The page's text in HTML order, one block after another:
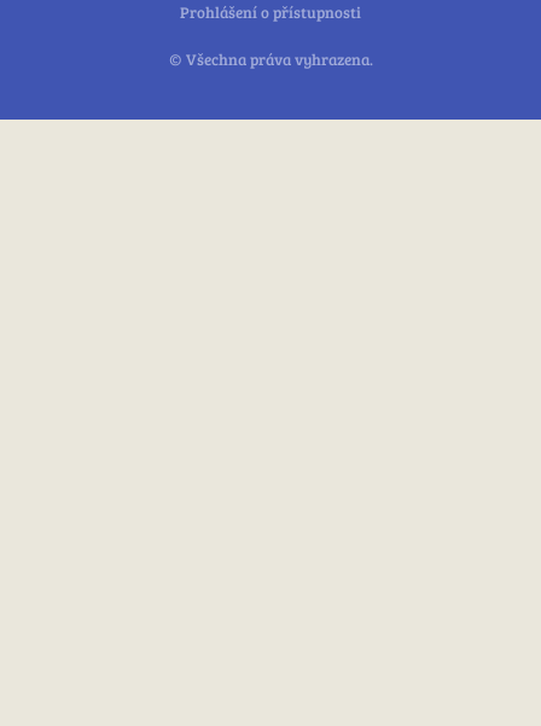
Prohlášení o přístupnosti
© Všechna práva vyhrazena.